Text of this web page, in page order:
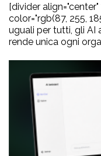
[divider
color="rgb(87, 255,
uguali per tutti, gli AI
rende unica ogni